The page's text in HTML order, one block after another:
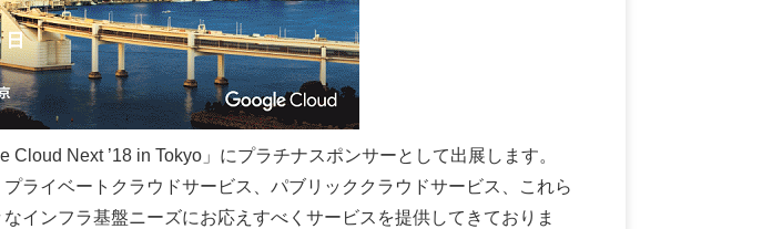
Next ’18 in Tokyo」にプラチナスポンサーとして出展します。
ライベートクラウドサービス、パブリッククラウドサービス、これら
インフラ基盤ニーズにお応えすべくサービスを提供してきておりま